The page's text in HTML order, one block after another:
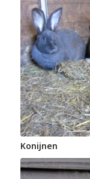
Konijnen